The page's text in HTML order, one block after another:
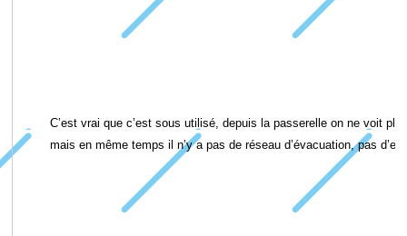
C’est vrai que c’est sous utilisé, depuis la passerelle on ne voit
mais en même temps il n’y a pas de réseau d’évacuation, pas